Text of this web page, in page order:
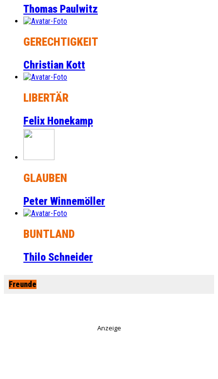
Thomas Paulwitz
GERECHTIGKEIT
Christian Kott
LIBERTÄR
Felix Honekamp
GLAUBEN
Peter Winnemöller
BUNTLAND
Thilo Schneider
Freunde
Anzeige